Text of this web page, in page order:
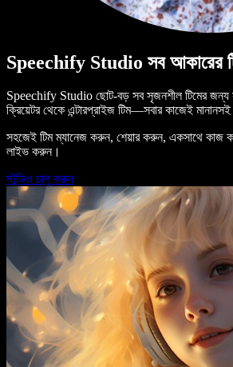
Speechify Studio সব আকারের
Speechify Studio ছোট-বড় সব সৃজনশীল টিমের
ক্রিয়েটর থেকে এন্টারপ্রাইজ টিম—সবার কাজেই
সহজেই টিম ম্যানেজ করুন, শেয়ার করুন, একসাথে কাজ
লাইভ করুন।
স্টুডিও চালু করুন